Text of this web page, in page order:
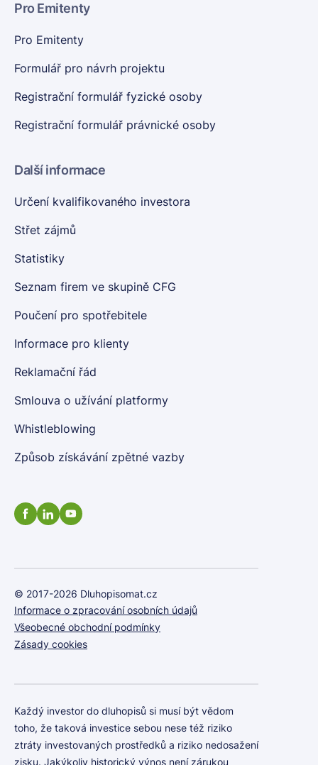
Pro Emitenty
Pro Emitenty
Formulář pro návrh projektu
Registrační formulář fyzické osoby
Registrační formulář právnické osoby
Další informace
Určení kvalifikovaného investora
Střet zájmů
Statistiky
Seznam firem ve skupině CFG
Poučení pro spotřebitele
Informace pro klienty
Reklamační řád
Smlouva o užívání platformy
Whistleblowing
Způsob získávání zpětné vazby
© 2017-2026 Dluhopisomat.cz
Informace o zpracování osobních údajů
Všeobecné obchodní podmínky
Zásady cookies
Každý investor do dluhopisů si musí být vědom
toho, že taková investice sebou nese též riziko
ztráty investovaných prostředků a riziko nedosažení
zisku. Jakýkoliv historický výnos není zárukou